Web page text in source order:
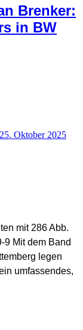
Brenker:
in BW
25. Oktober 2025
SHB Redaktion
mit 286 Abb.
9 Mit dem Band
legen
umfassendes,